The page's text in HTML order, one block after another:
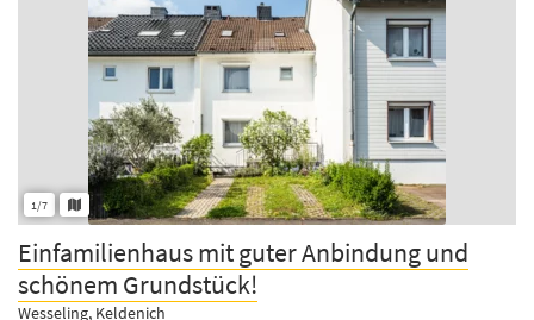
1/7
Einfamilienhaus mit guter Anbindung und
schönem Grundstück!
Wesseling, Keldenich